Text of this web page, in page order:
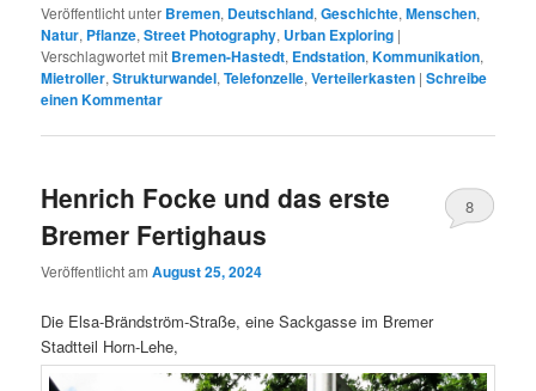
Veröffentlicht unter Bremen, Deutschland,Geschichte,Menschen,
Natur, Pflanze,Street Photography, Urban Exploring |
Verschlagwortet mit Bremen-Hastedt, Endstation,Kommunikation,
Mietroller,Strukturwandel,Telefonzelle,Verteilerkasten |Schreibe
einen Kommentar
Henrich Focke und das erste
Bremer Fertighaus
Veröffentlicht amAugust 25, 2024
8
Die Elsa-Brändström-Straße, eine Sackgasse im Bremer
Stadtteil Horn-Lehe,